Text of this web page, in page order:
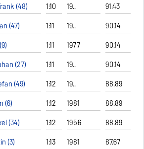
(48)
1:10 19..
91.43
(47) 1:11 19..
90.14
1:11 1977
90.14
(27)
1:11 19..
90.14
(49) 1:12 19..
88.89
(6)
1:12 1981
88.89
(34)
1:12 1956
88.89
(3) 1:13 1981
87.67